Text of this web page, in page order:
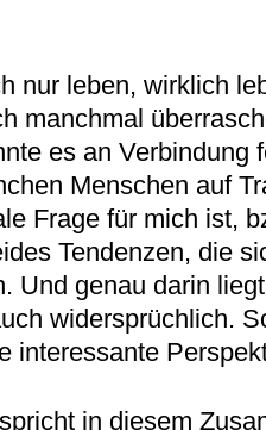
nur leben, wirklich
manchmal
es an
Menschen auf
Frage für mich ist,
Tendenzen, die
Und genau darin
widersprüchlich.
interessante
in diesem